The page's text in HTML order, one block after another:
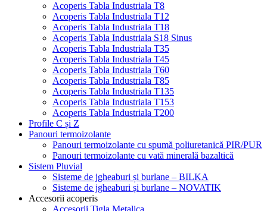
Acoperis Tabla Industriala T8
Acoperis Tabla Industriala T12
Acoperis Tabla Industriala T18
Acoperis Tabla Industriala S18 Sinus
Acoperis Tabla Industriala T35
Acoperis Tabla Industriala T45
Acoperis Tabla Industriala T60
Acoperis Tabla Industriala T85
Acoperis Tabla Industriala T135
Acoperis Tabla Industriala T153
Acoperis Tabla Industriala T200
Profile C și Z
Panouri termoizolante
Panouri termoizolante cu spumă poliuretanică PIR/PUR
Panouri termoizolante cu vată minerală bazaltică
Sistem Pluvial
Sisteme de jgheaburi și burlane – BILKA
Sisteme de jgheaburi și burlane – NOVATIK
Accesorii acoperis
Accesorii Tigla Metalica